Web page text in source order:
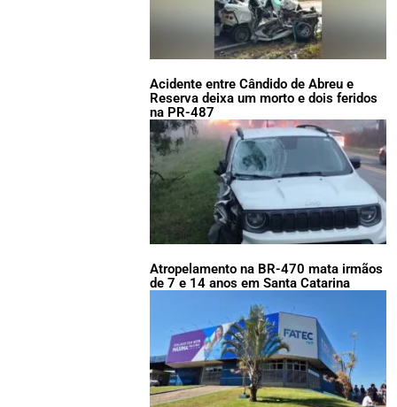
Acidente entre Cândido de Abreu e
Reserva deixa um morto e dois feridos
na PR-487
Atropelamento na BR-470 mata irmãos
de 7 e 14 anos em Santa Catarina